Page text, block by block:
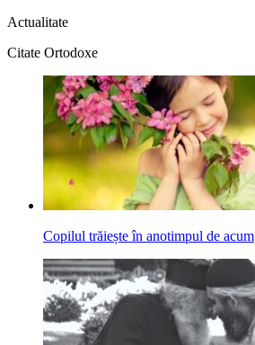
Actualitate
Citate Ortodoxe
Copilul trăiește în anotimpul de acum